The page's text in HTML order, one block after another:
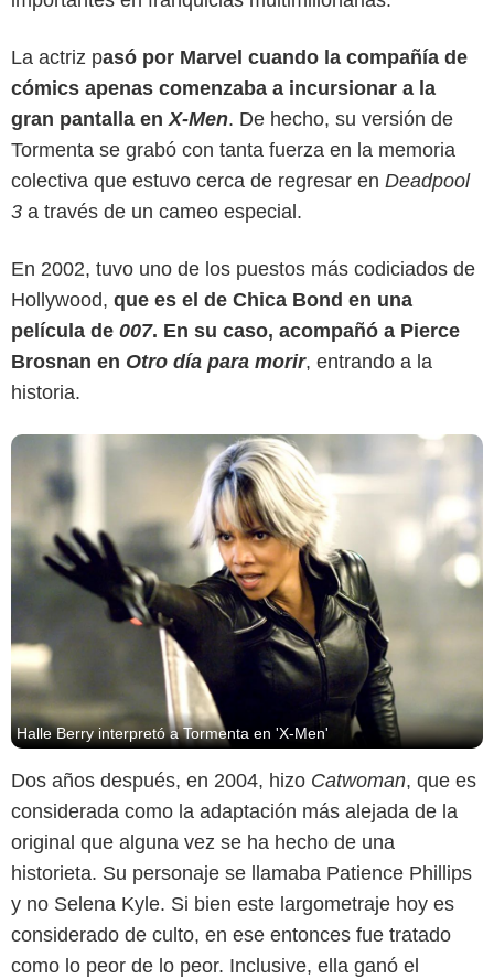
La actriz pasó por Marvel cuando la compañía de
cómics apenas comenzaba a incursionar a la
gran pantalla en X-Men. De hecho, su versión de
Tormenta se grabó con tanta fuerza en la memoria
colectiva que estuvo cerca de regresar en Deadpool
3 a través de un cameo especial.
En 2002, tuvo uno de los puestos más codiciados de
Hollywood, que es el de Chica Bond en una
película de 007. En su caso, acompañó a Pierce
Brosnan en Otro día para morir, entrando a la
historia.
Marvel Studios
Halle Berry interpretó a Tormenta en 'X-Men'
Dos años después, en 2004, hizo Catwoman, que es
considerada como la adaptación más alejada de la
original que alguna vez se ha hecho de una
historieta. Su personaje se llamaba Patience Phillips
y no Selena Kyle. Si bien este largometraje hoy es
considerado de culto, en ese entonces fue tratado
como lo peor de lo peor. Inclusive, ella ganó el